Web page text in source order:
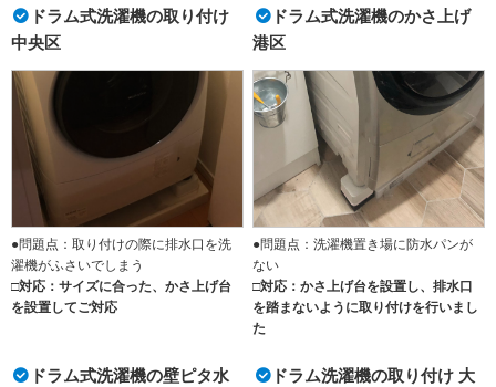
ドラム式洗濯機の取り付け
中央区
●問題点：取り付けの際に排水口を洗
濯機がふさいでしまう
□対応：サイズに合った、かさ上げ台
を設置してご対応
ドラム式洗濯機のかさ上げ
港区
●問題点：洗濯機置き場に防水パンが
ない
□対応：かさ上げ台を設置し、排水口
を踏まないように取り付けを行いまし
た
ドラム式洗濯機の壁ピタ水
ドラム洗濯機の取り付け 大